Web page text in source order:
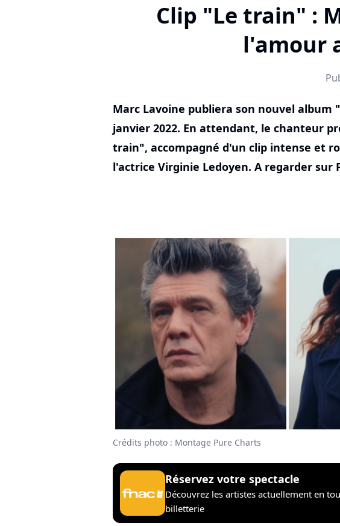
Clip "Le train" :
l'amour
Marc Lavoine publiera son nouvel album
janvier 2022. En attendant, le chanteur
train", accompagné d'un clip intense et
l'actrice Virginie Ledoyen. A regarder sur
Crédits photo : Montage Pure Charts
Réservez votre spectacle
Découvrez les artistes actuellement en
billetterie